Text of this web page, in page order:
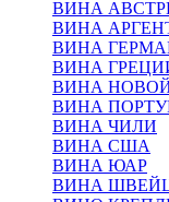
ВИНА
ВИНА
ВИНА
ВИНА
ВИНА
ВИНА
ВИНА ЧИЛИ
ВИНА США
ВИНА ЮАР
ВИНА